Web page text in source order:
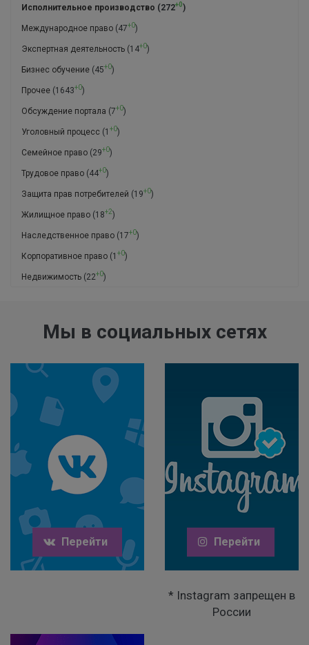
Исполнительное производство (272+0)
Международное право (47+0)
Экспертная деятельность (14+0)
Бизнес обучение (45+0)
Прочее (1643+0)
Обсуждение портала (7+0)
Уголовный процесс (1 +0)
Семейное право (29+0)
Трудовое право (44+0)
Защита прав потребителей (19+0)
Жилищное право (18+2)
Наследственное право (17+0)
Корпоративное право (1 +0)
Недвижимость (22+0)
Мы в социальных сетях
Перейти Перейти
* Instagram запрещен в
России